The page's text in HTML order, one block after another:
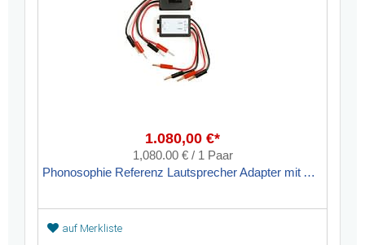
1.080,00 €*
1,080.00 € / 1 Paar
Phonosophie Referenz Lautsprecher Adapter mit Aktivator-Technologie
auf Merkliste